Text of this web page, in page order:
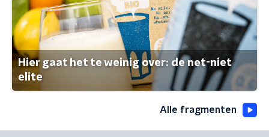
Hier gaat het te weinig over: de net-niet
elite
Alle fragmenten